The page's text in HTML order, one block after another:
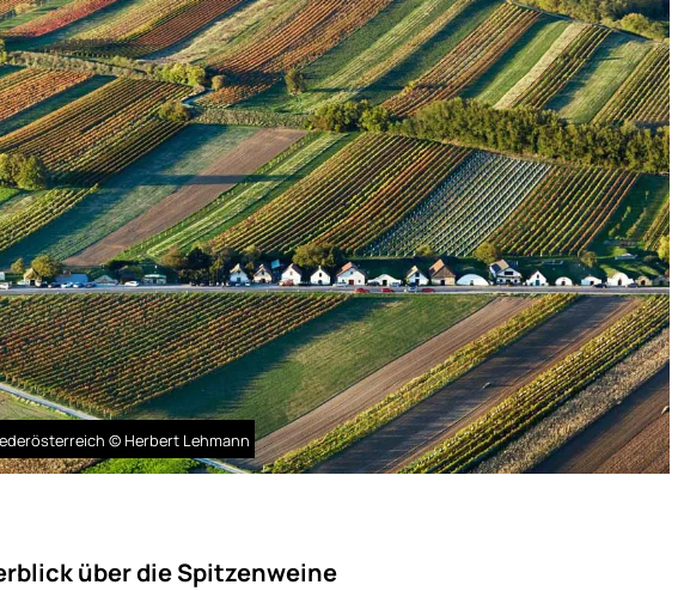
© Herbert Lehmann
über die Spitzenweine